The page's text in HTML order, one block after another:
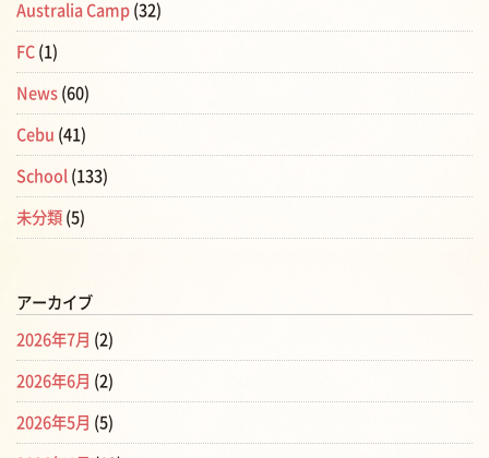
Australia Camp (32)
FC (1)
News (60)
Cebu (41)
School (133)
未分類 (5)
アーカイブ
2026年7月 (2)
2026年6月 (2)
2026年5月 (5)